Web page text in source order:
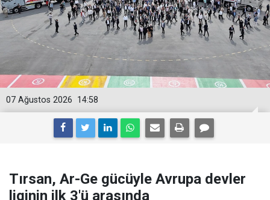
14:58
07 Ağustos 2026
Tırsan, Ar-Ge gücüyle Avrupa devler
liginin ilk 3'ü arasında